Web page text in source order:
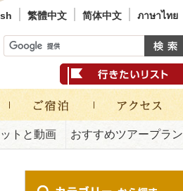
繁體中文 简体中文 ภาษาไทย
トと動画 おすすめツアープラン